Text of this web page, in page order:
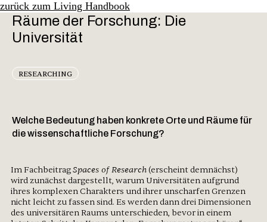
zurück zum Living Handbook
Räume der Forschung: Die
Universität
RE­SEARCH­ING
Welche Bedeutung haben konkrete Orte und Räume für
die wissenschaftliche Forschung?
Im FachbeitragSpaces of Research(erscheint demnächst)
wird zunächst dargestellt, warum Universitäten aufgrund
ihres komplexen Charakters und ihrer unscharfen Grenzen
nicht leicht zu fassen sind. Es werden dann drei Dimensionen
des universitären Raums unterschieden, bevor in einem